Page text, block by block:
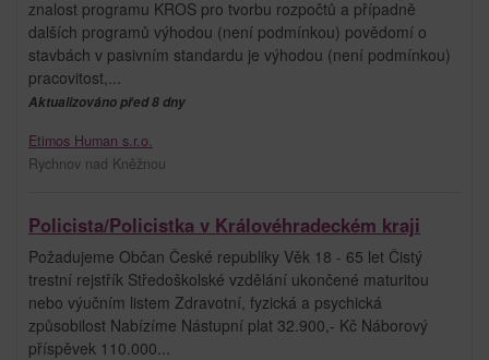
znalost programu KROS pro tvorbu rozpočtů a případně
dalších programů výhodou (není podmínkou) povědomí o
stavbách v pasivním standardu je výhodou (není podmínkou)
pracovitost,...
Aktualizováno před 8 dny
Etimos Human s.r.o.
Rychnov nad Kněžnou
Policista/Policistka v Královéhradeckém kraji
Požadujeme Občan České republiky Věk 18 - 65 let Čistý
trestní rejstřík Středoškolské vzdělání ukončené maturitou
nebo výučním listem Zdravotní, fyzická a psychická
způsobilost Nabízíme Nástupní plat 32.900,- Kč Náborový
příspěvek 110.000...